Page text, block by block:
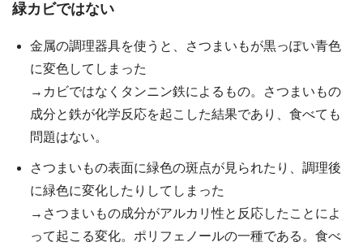
緑カビではない
金属の調理器具を使うと、さつまいもが黒っぽい青色
に変色してしまった
→カビではなくタンニン鉄によるもの。さつまいもの
成分と鉄が化学反応を起こした結果であり、食べても
問題はない。
さつまいもの表面に緑色の斑点が見られたり、調理後
に緑色に変化したりしてしまった
→さつまいもの成分がアルカリ性と反応したことによ
って起こる変化。ポリフェノールの一種である。食べ